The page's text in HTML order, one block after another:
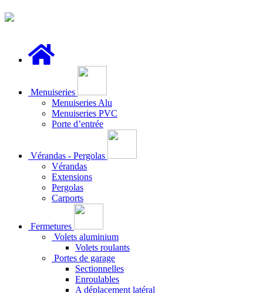
Menuiseries
Menuiseries Alu
Menuiseries PVC
Porte d’entrée
Vérandas - Pergolas
Vérandas
Extensions
Pergolas
Carports
Fermetures
Volets aluminium
Volets roulants
Portes de garage
Sectionnelles
Enroulables
A déplacement latéral